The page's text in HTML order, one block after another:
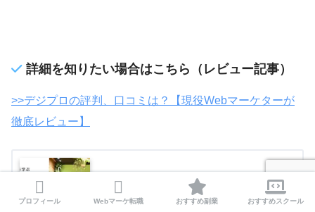
詳細を知りたい場合はこちら（レビュー記事）
>>デジプロの評判、口コミは？【現役Webマーケターが
徹底レビュー】
【突撃取材】デジプロの評判・口コ
ミ・転職事情を徹底レビュー
プロフィール Webマーケ転職 おすすめ副業 おすすめスクール